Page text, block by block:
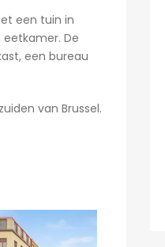
een tuin in
De
een bureau
van Brussel.